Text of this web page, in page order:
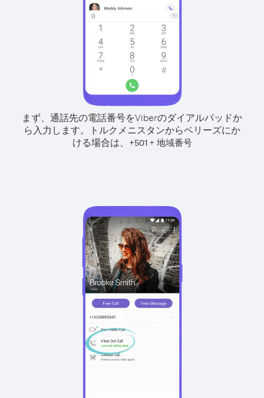
まず、通話先の電話番号をViberのダイアルパッドか
ら入力します。
トルクメニスタンからベリーズにか
ける場合は、
+501+ 地域番号